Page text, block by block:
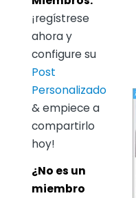
¡regístrese
ahora y
configure su
Post
Personalizado
& empiece a
compartirlo
hoy!
¿No es un
miembro